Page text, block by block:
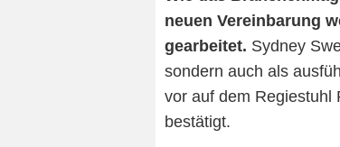
neuen Vereinbarung
gearbeitet. Sydney
sondern auch als
vor auf dem Regiestuhl
bestätigt.